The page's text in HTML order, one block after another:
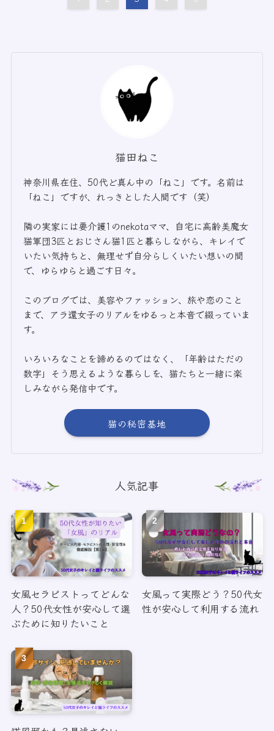
猫田ねこ
神奈川県在住、50代ど真ん中の「ねこ」です。名前は
「ねこ」ですが、れっきとした人間です（笑）
隣の実家には要介護1のnekotaママ、自宅に高齢美魔女
猫軍団3匹とおじさん猫1匹と暮らしながら、キレイで
いたい気持ちと、無理せず自分らしくいたい想いの間
で、ゆらゆらと過ごす日々。
このブログでは、美容やファッション、旅や恋のこと
まで、アラ還女子のリアルをゆるっと本音で綴っていま
す。
いろいろなことを諦めるのではなく、「年齢はただの
数字」そう思えるような暮らしを、猫たちと一緒に楽
しみながら発信中です。
猫の秘密基地
人気記事
女風セラピストってどんな
人？50代女性が安心して選
ぶために知りたいこと
女風って実際どう？50代女
性が安心して利用する流れ